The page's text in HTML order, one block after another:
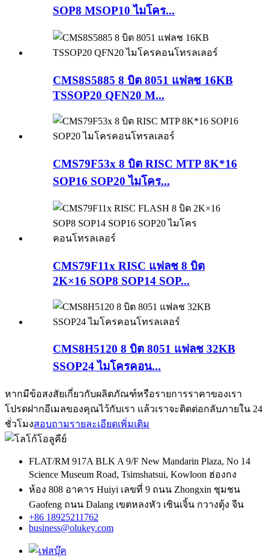
SOP8 MSOP10 ไมโคร...
CMS8S5885 8 บิต 8051 แฟลช 16KB
TSSOP20 QFN20 M...
CMS79F53x 8 บิต RISC MTP 8K*16
SOP16 SOP20 ไมโคร...
CMS79F11x RISC แฟลช 8 บิต
2K×16 SOP8 SOP14 SOP...
CMS8H5120 8 บิต 8051 แฟลช 32KB
SSOP24 ไมโครคอน...
หากมีข้อสงสัยเกี่ยวกับผลิตภัณฑ์หรือรายการราคาของเรา
โปรดฝากอีเมลของคุณไว้กับเรา แล้วเราจะติดต่อกลับภายใน 24
ชั่วโมงสอบถามรายละเอียดเพิ่มเติม
FLAT/RM 917A BLK A 9/F New Mandarin Plaza, No 14
Science Museum Road, Tsimshatsui, Kowloon ฮ่องกง
ห้อง 808 อาคาร Huiyi เลขที่ 9 ถนน Zhongxin ชุมชน
Gaofeng ถนน Dalang เขตหลงหัว เซินเจิ้น กวางตุ้ง จีน
+86 18925211762
business@olukey.com